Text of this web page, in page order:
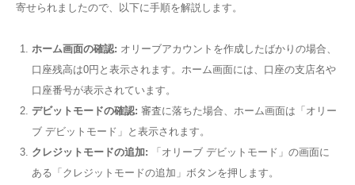
寄せられましたので、以下に手順を解説します。
ホーム画面の確認: オリーブアカウントを作成したばかりの場合、
口座残高は0円と表示されます。ホーム画面には、口座の支店名や
口座番号が表示されています。
デビットモードの確認: 審査に落ちた場合、ホーム画面は「オリー
ブ デビットモード」と表示されます。
クレジットモードの追加: 「オリーブ デビットモード」の画面に
ある「クレジットモードの追加」ボタンを押します。